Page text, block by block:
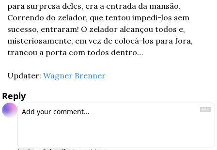
para surpresa deles, era a entrada da mansão.
Correndo do zelador, que tentou impedi-los sem
sucesso, entraram! O zelador alcançou todos e,
misteriosamente, em vez de colocá-los para fora,
trancou a porta com todos dentro…
Updater: Wagner Brenner
Reply